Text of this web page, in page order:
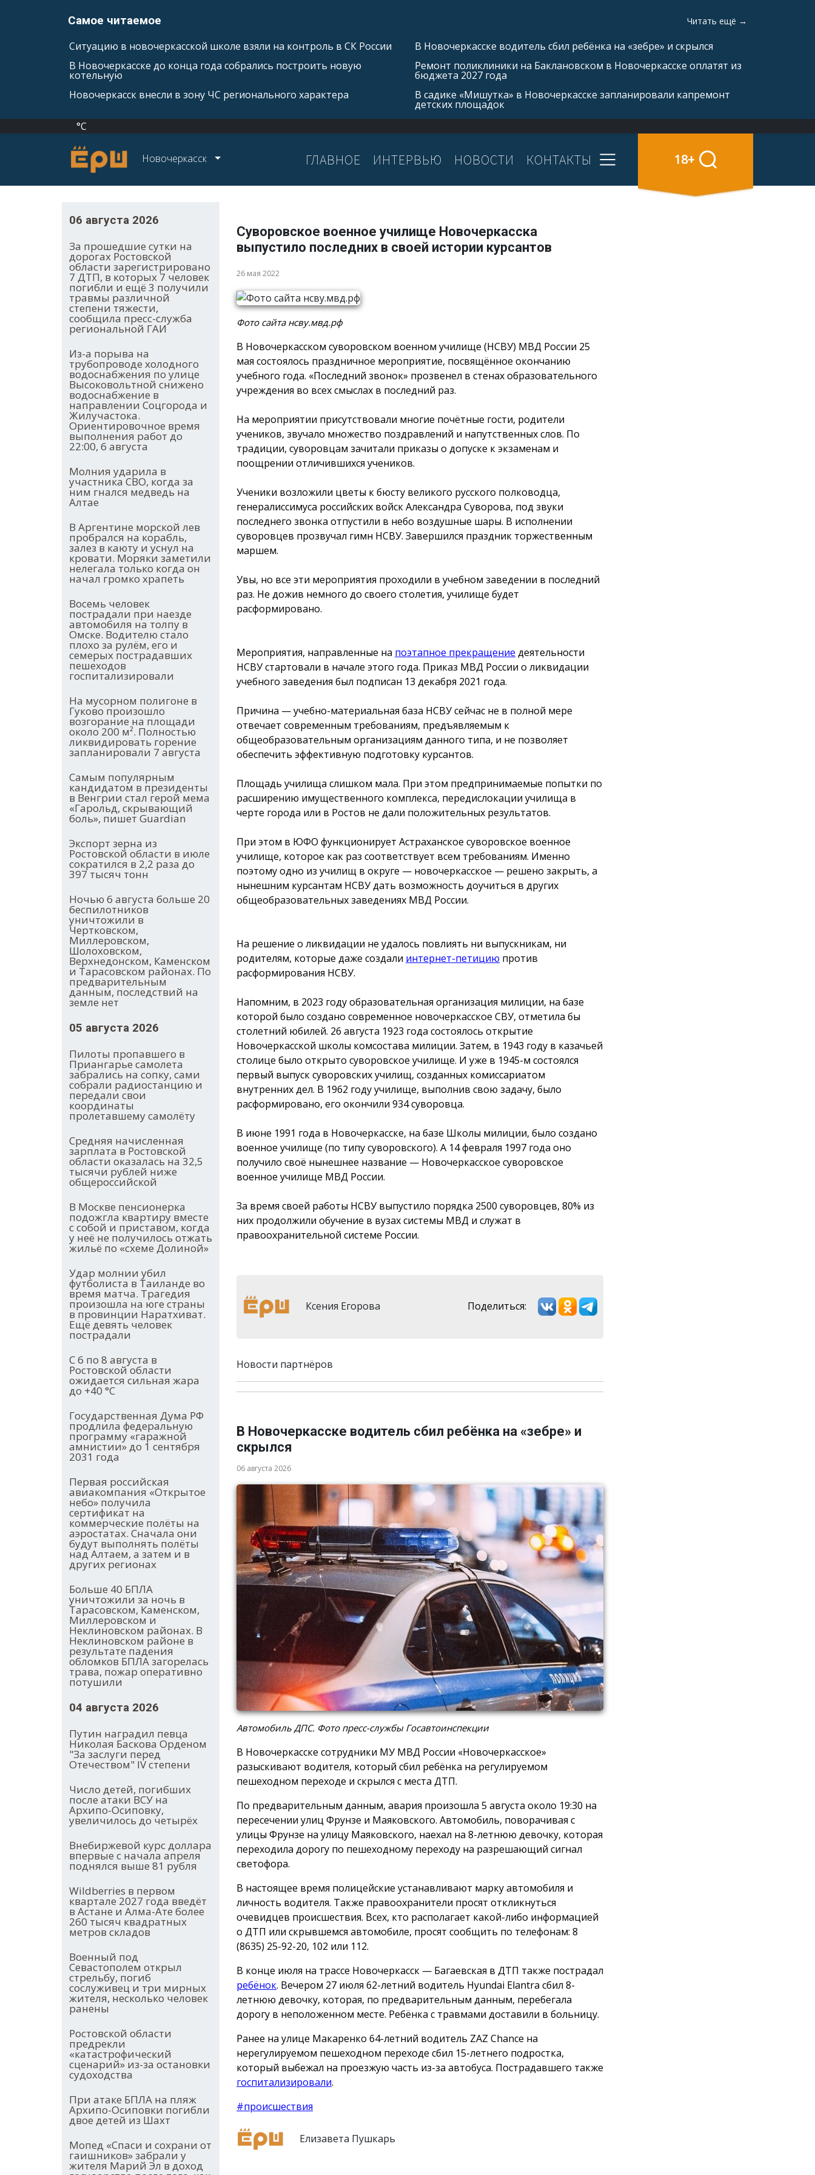
Самое читаемое Читать ещё →
Ситуацию в новочеркасской школе взяли на контроль в СК России
В Новочеркасске до конца года собрались построить новую
котельную
Новочеркасск внесли в зону ЧС регионального характера
В Новочеркасске водитель сбил ребёнка на «зебре» и скрылся
Ремонт поликлиники на Баклановском в Новочеркасске оплатят из
бюджета 2027 года
В садике «Мишутка» в Новочеркасске запланировали капремонт
детских площадок
°C
Новочеркасск ГЛАВНОЕ ИНТЕРВЬЮ НОВОСТИ КОНТАКТЫ 18+
06 августа 2026
За прошедшие сутки на
дорогах Ростовской
области зарегистрировано
7 ДТП, в которых 7 человек
погибли и ещё 3 получили
травмы различной
степени тяжести,
сообщила пресс-служба
региональной ГАИ
Из-а порыва на
трубопроводе холодного
водоснабжения по улице
Высоковольтной снижено
водоснабжение в
направлении Соцгорода и
Жилучастока.
Ориентировочное время
выполнения работ до
22:00, 6 августа
Молния ударила в
участника СВО, когда за
ним гнался медведь на
Алтае
В Аргентине морской лев
пробрался на корабль,
залез в каюту и уснул на
кровати. Моряки заметили
нелегала только когда он
начал громко храпеть
Восемь человек
пострадали при наезде
автомобиля на толпу в
Омске. Водителю стало
плохо за рулём, его и
семерых пострадавших
пешеходов
госпитализировали
На мусорном полигоне в
Гуково произошло
возгорание на площади
около 200 м². Полностью
ликвидировать горение
запланировали 7 августа
Самым популярным
кандидатом в президенты
в Венгрии стал герой мема
«Гарольд, скрывающий
боль», пишет Guardian
Экспорт зерна из
Ростовской области в июле
сократился в 2,2 раза до
397 тысяч тонн
Ночью 6 августа больше 20
беспилотников
уничтожили в
Чертковском,
Миллеровском,
Шолоховском,
Верхнедонском, Каменском
и Тарасовском районах. По
предварительным
данным, последствий на
земле нет
05 августа 2026
Пилоты пропавшего в
Приангарье самолета
забрались на сопку, сами
собрали радиостанцию и
передали свои
координаты
пролетавшему самолёту
Средняя начисленная
зарплата в Ростовской
области оказалась на 32,5
тысячи рублей ниже
общероссийской
В Москве пенсионерка
подожгла квартиру вместе
с собой и приставом, когда
у неё не получилось отжать
жильё по «схеме Долиной»
Удар молнии убил
футболиста в Таиланде во
время матча. Трагедия
произошла на юге страны
в провинции Наратхиват.
Ещё девять человек
пострадали
С 6 по 8 августа в
Ростовской области
ожидается сильная жара
до +40 °С
Государственная Дума РФ
продлила федеральную
программу «гаражной
амнистии» до 1 сентября
2031 года
Первая российская
авиакомпания «Открытое
небо» получила
сертификат на
коммерческие полёты на
аэростатах. Сначала они
будут выполнять полёты
над Алтаем, а затем и в
других регионах
Больше 40 БПЛА
уничтожили за ночь в
Тарасовском, Каменском,
Миллеровском и
Неклиновском районах. В
Неклиновском районе в
результате падения
обломков БПЛА загорелась
трава, пожар оперативно
потушили
04 августа 2026
Путин наградил певца
Николая Баскова Орденом
"За заслуги перед
Отечеством" IV степени
Число детей, погибших
после атаки ВСУ на
Архипо-Осиповку,
увеличилось до четырёх
Внебиржевой курс доллара
впервые с начала апреля
поднялся выше 81 рубля
Wildberries в первом
квартале 2027 года введёт
в Астане и Алма-Ате более
260 тысяч квадратных
метров складов
Военный под
Севастополем открыл
стрельбу, погиб
сослуживец и три мирных
жителя, несколько человек
ранены
Ростовской области
предрекли
«катастрофический
сценарий» из-за остановки
судоходства
При атаке БПЛА на пляж
Архипо-Осиповки погибли
двое детей из Шахт
Мопед «Спаси и сохрани от
гаишников» забрали у
жителя Марий Эл в доход
Суворовское военное училище Новочеркасска
выпустило последних в своей истории курсантов
26 мая 2022
Фото сайта нсву.мвд.рф
В Новочеркасском суворовском военном училище (НСВУ) МВД России 25
мая состоялось праздничное мероприятие, посвящённое окончанию
учебного года. «Последний звонок» прозвенел в стенах образовательного
учреждения во всех смыслах в последний раз.
На мероприятии присутствовали многие почётные гости, родители
учеников, звучало множество поздравлений и напутственных слов. По
традиции, суворовцам зачитали приказы о допуске к экзаменам и
поощрении отличившихся учеников.
Ученики возложили цветы к бюсту великого русского полководца,
генералиссимуса российских войск Александра Суворова, под звуки
последнего звонка отпустили в небо воздушные шары. В исполнении
суворовцев прозвучал гимн НСВУ. Завершился праздник торжественным
маршем.
Увы, но все эти мероприятия проходили в учебном заведении в последний
раз. Не дожив немного до своего столетия, училище будет
расформировано.
Мероприятия, направленные на поэтапное прекращение деятельности
НСВУ стартовали в начале этого года. Приказ МВД России о ликвидации
учебного заведения был подписан 13 декабря 2021 года.
Причина — учебно-материальная база НСВУ сейчас не в полной мере
отвечает современным требованиям, предъявляемым к
общеобразовательным организациям данного типа, и не позволяет
обеспечить эффективную подготовку курсантов.
Площадь училища слишком мала. При этом предпринимаемые попытки по
расширению имущественного комплекса, передислокации училища в
черте города или в Ростов не дали положительных результатов.
При этом в ЮФО функционирует Астраханское суворовское военное
училище, которое как раз соответствует всем требованиям. Именно
поэтому одно из училищ в округе — новочеркасское — решено закрыть, а
нынешним курсантам НСВУ дать возможность доучиться в других
общеобразовательных заведениях МВД России.
На решение о ликвидации не удалось повлиять ни выпускникам, ни
родителям, которые даже создали интернет-петицию против
расформирования НСВУ.
Напомним, в 2023 году образовательная организация милиции, на базе
которой было создано современное новочеркасское СВУ, отметила бы
столетний юбилей. 26 августа 1923 года состоялось открытие
Новочеркасской школы комсостава милиции. Затем, в 1943 году в казачьей
столице было открыто суворовское училище. И уже в 1945-м состоялся
первый выпуск суворовских училищ, созданных комиссариатом
внутренних дел. В 1962 году училище, выполнив свою задачу, было
расформировано, его окончили 934 суворовца.
В июне 1991 года в Новочеркасске, на базе Школы милиции, было создано
военное училище (по типу суворовского). А 14 февраля 1997 года оно
получило своё нынешнее название — Новочеркасское суворовское
военное училище МВД России.
За время своей работы НСВУ выпустило порядка 2500 суворовцев, 80% из
них продолжили обучение в вузах системы МВД и служат в
правоохранительной системе России.
Ксения Егорова Поделиться:
Новости партнёров
В Новочеркасске водитель сбил ребёнка на «зебре» и
скрылся
06 августа 2026
Автомобиль ДПС. Фото пресс-службы Госавтоинспекции
В Новочеркасске сотрудники МУ МВД России «Новочеркасское»
разыскивают водителя, который сбил ребёнка на регулируемом
пешеходном переходе и скрылся с места ДТП.
По предварительным данным, авария произошла 5 августа около 19:30 на
пересечении улиц Фрунзе и Маяковского. Автомобиль, поворачивая с
улицы Фрунзе на улицу Маяковского, наехал на 8-летнюю девочку, которая
переходила дорогу по пешеходному переходу на разрешающий сигнал
светофора.
В настоящее время полицейские устанавливают марку автомобиля и
личность водителя. Также правоохранители просят откликнуться
очевидцев происшествия. Всех, кто располагает какой-либо информацией
о ДТП или скрывшемся автомобиле, просят сообщить по телефонам: 8
(8635) 25-92-20, 102 или 112.
В конце июля на трассе Новочеркасск — Багаевская в ДТП также пострадал
ребёнок. Вечером 27 июля 62-летний водитель Hyundai Elantra сбил 8-
летнюю девочку, которая, по предварительным данным, перебегала
дорогу в неположенном месте. Ребёнка с травмами доставили в больницу.
Ранее на улице Макаренко 64-летний водитель ZAZ Chance на
нерегулируемом пешеходном переходе сбил 15-летнего подростка,
который выбежал на проезжую часть из-за автобуса. Пострадавшего также
госпитализировали.
#происшествия
Елизавета Пушкарь